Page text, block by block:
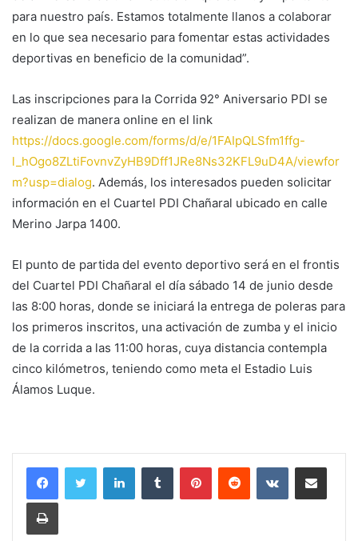
para nuestro país. Estamos totalmente llanos a colaborar
en lo que sea necesario para fomentar estas actividades
deportivas en beneficio de la comunidad”.
Las inscripciones para la Corrida 92° Aniversario PDI se
realizan de manera online en el link
https://docs.google.com/forms/d/e/1FAIpQLSfm1ffg-
l_hOgo8ZLtiFovnvZyHB9Dff1JRe8Ns32KFL9uD4A/viewfor
m?usp=dialog. Además, los interesados pueden solicitar
información en el Cuartel PDI Chañaral ubicado en calle
Merino Jarpa 1400.
El punto de partida del evento deportivo será en el frontis
del Cuartel PDI Chañaral el día sábado 14 de junio desde
las 8:00 horas, donde se iniciará la entrega de poleras para
los primeros inscritos, una activación de zumba y el inicio
de la corrida a las 11:00 horas, cuya distancia contempla
cinco kilómetros, teniendo como meta el Estadio Luis
Álamos Luque.
LinkedInTumblr PinterestReddit VKontakteCompartir por
Imprimir